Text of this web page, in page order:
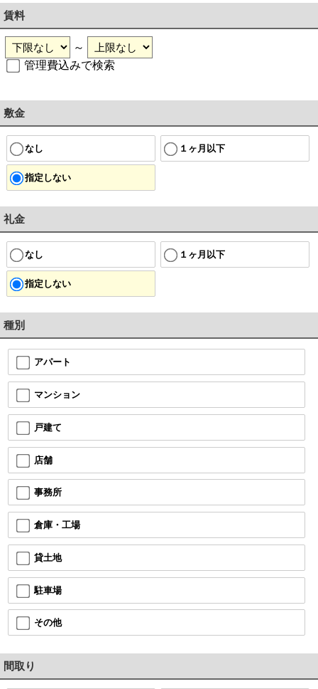
賃料
～
管理費込みで検索
敷金
なし １ヶ月以下
指定しない
礼金
なし １ヶ月以下
指定しない
種別
アパート
マンション
戸建て
店舗
事務所
倉庫・工場
貸土地
駐車場
その他
間取り